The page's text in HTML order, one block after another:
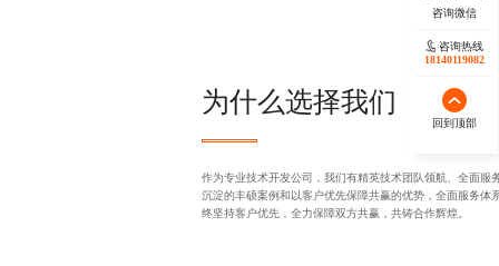
为什么选择我们
作为专业技术开发公司
，我们有精英技术团队领航、全面
沉淀的丰硕案例和以客户优先保障共赢的优势，全面服务体
终坚持客户优先，全力保障双方共赢，共铸合作辉煌。
咨询热线
17723342546
回到顶部
咨询热线
18140119082
回到顶部